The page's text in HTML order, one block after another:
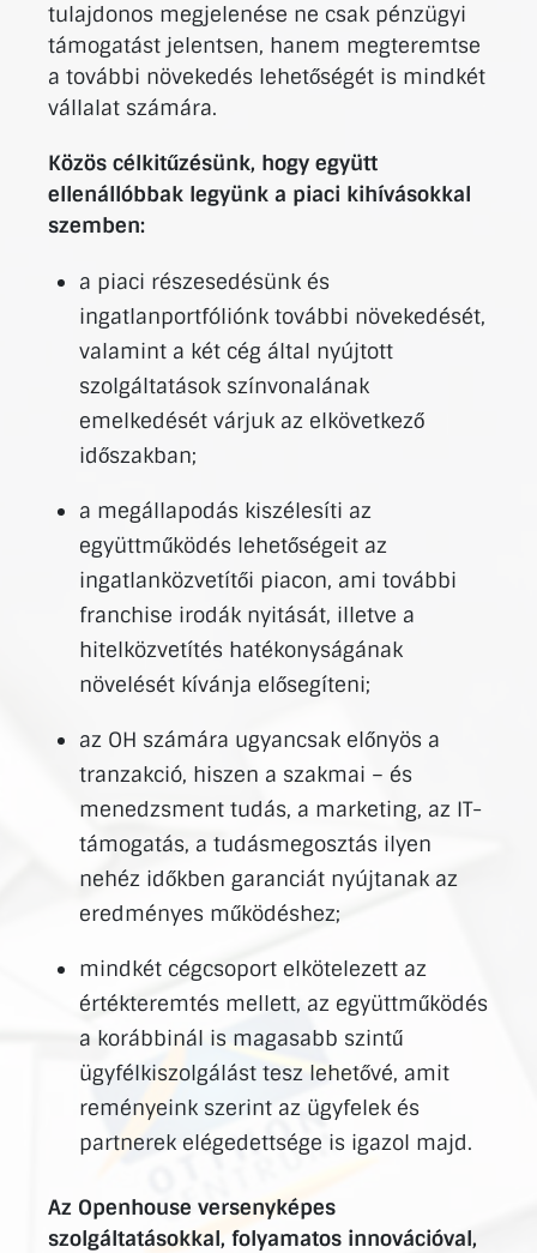
tulajdonos megjelenése ne csak pénzügyi
támogatást jelentsen, hanem megteremtse
a további növekedés lehetőségét is mindkét
vállalat számára.
Közös célkitűzésünk, hogy együtt
ellenállóbbak legyünk a piaci kihívásokkal
szemben:
a piaci részesedésünk és
ingatlanportfóliónk további növekedését,
valamint a két cég által nyújtott
szolgáltatások színvonalának
emelkedését várjuk az elkövetkező
időszakban;
a megállapodás kiszélesíti az
együttműködés lehetőségeit az
ingatlanközvetítői piacon, ami további
franchise irodák nyitását, illetve a
hitelközvetítés hatékonyságának
növelését kívánja elősegíteni;
az OH számára ugyancsak előnyös a
tranzakció, hiszen a szakmai – és
menedzsment tudás, a marketing, az IT-
támogatás, a tudásmegosztás ilyen
nehéz időkben garanciát nyújtanak az
eredményes működéshez;
mindkét cégcsoport elkötelezett az
értékteremtés mellett, az együttműködés
a korábbinál is magasabb szintű
ügyfélkiszolgálást tesz lehetővé, amit
reményeink szerint az ügyfelek és
partnerek elégedettsége is igazol majd.
Az Openhouse versenyképes
szolgáltatásokkal, folyamatos innovációval,